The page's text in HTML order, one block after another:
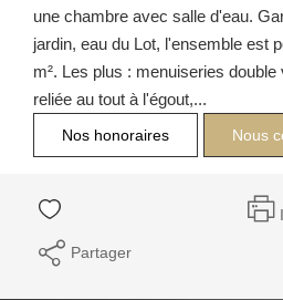
une chambre avec salle d'eau.
jardin, eau du Lot, l'ensemble est
m². Les plus : menuiseries
reliée au tout à l'égout,...
Nos honoraires Nous
Partager